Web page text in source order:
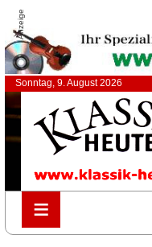
Anzeige
Sonntag, 9. August 2026
≡
≡